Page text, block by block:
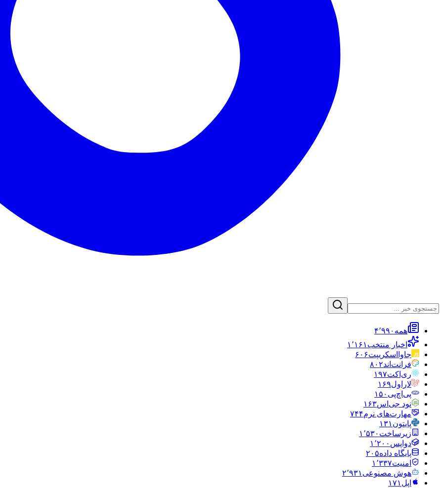
همه ۴٬۹۹۰
اخبار منتخب ۱٬۱۶۱
جاوااسکریپت۶۰۶
فرانت‌اند۸۰۲
ری‌اکت۱۹۷
لاراول۱۶۹
پی‌اچ‌پی ۱۵۰
نود جی‌اس۱۶۳
مهارت‌های نرم۷۴۴
پایتون ۱۳۱
زیرساخت ۱٬۵۳۰
دواپس ۱٬۲۰۰
پایگاه داده۲۰۵
امنیت۱٬۳۳۷
هوش مصنوعی ۲٬۹۳۱
اپل ۱۷۱